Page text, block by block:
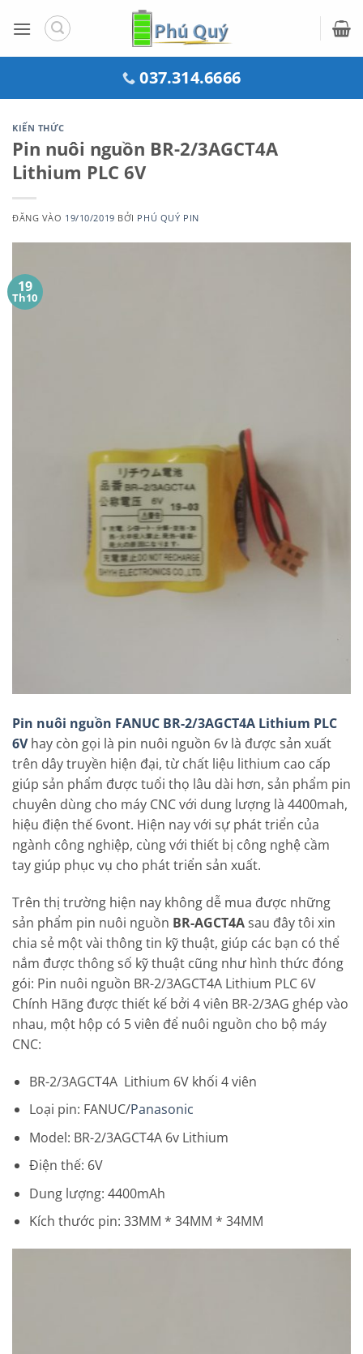
qua
037.314.6666
KIẾN THỨC
Pin nuôi nguồn BR-2/3AGCT4A
Lithium PLC 6V
ĐĂNG VÀO 19/10/2019 BỞI PHÚ QUÝ PIN
19
Th10
Pin nuôi nguồn FANUC BR-2/3AGCT4A Lithium PLC
6V hay còn gọi là pin nuôi nguồn 6v là được sản xuất
trên dây truyền hiện đại, từ chất liệu lithium cao cấp
giúp sản phẩm được tuổi thọ lâu dài hơn, sản phẩm pin
chuyên dùng cho máy CNC với dung lượng là 4400mah,
hiệu điện thế 6vont. Hiện nay với sự phát triển của
ngành công nghiệp, cùng với thiết bị công nghệ cầm
tay giúp phục vụ cho phát triển sản xuất.
Trên thị trường hiện nay không dễ mua được những
sản phẩm pin nuôi nguồn BR-AGCT4Asau đây tôi xin
chia sẻ một vài thông tin kỹ thuật, giúp các bạn có thể
nắm được thông số kỹ thuật cũng như hình thức đóng
gói: Pin nuôi nguồn BR-2/3AGCT4A Lithium PLC 6V
Chính Hãng được thiết kế bởi 4 viên BR-2/3AG ghép vào
nhau, một hộp có 5 viên để nuôi nguồn cho bộ máy
CNC:
BR-2/3AGCT4A Lithium 6V khối 4 viên
Loại pin: FANUC/Panasonic
Model: BR-2/3AGCT4A 6v Lithium
Điện thế: 6V
Dung lượng: 4400mAh
Kích thước pin: 33MM * 34MM * 34MM